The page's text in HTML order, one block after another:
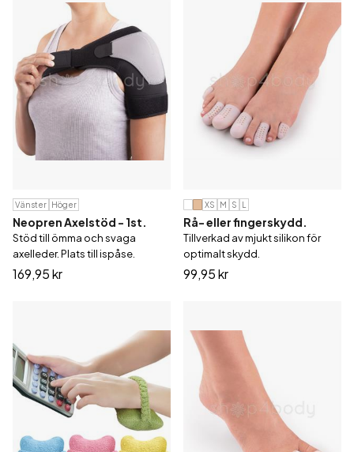
Vänster Höger
Neopren Axelstöd - 1st.
Stöd till ömma och svaga
axelleder. Plats till ispåse.
169,95 kr
XS M S L
Rå- eller fingerskydd.
Tillverkad av mjukt silikon för
optimalt skydd.
99,95 kr